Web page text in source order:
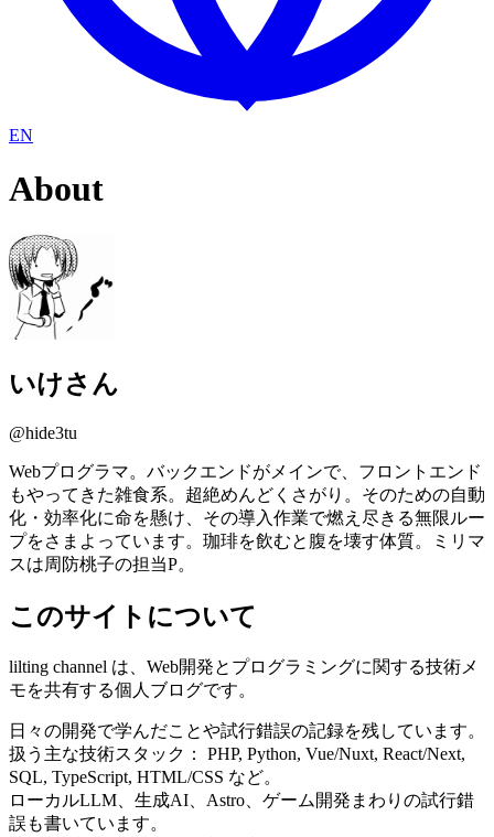
EN
About
いけさん
@hide3tu
Webプログラマ。バックエンドがメインで、フロントエンド
もやってきた雑食系。超絶めんどくさがり。そのための自動
化・効率化に命を懸け、その導入作業で燃え尽きる無限ルー
プをさまよっています。珈琲を飲むと腹を壊す体質。ミリマ
スは周防桃子の担当P。
このサイトについて
lilting channel は、Web開発とプログラミングに関する技術メ
モを共有する個人ブログです。
日々の開発で学んだことや試行錯誤の記録を残しています。
扱う主な技術スタック： PHP, Python, Vue/Nuxt, React/Next,
SQL, TypeScript, HTML/CSS など。
ローカルLLM、生成AI、Astro、ゲーム開発まわりの試行錯
誤も書いています。